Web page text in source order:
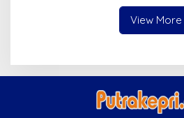
View More